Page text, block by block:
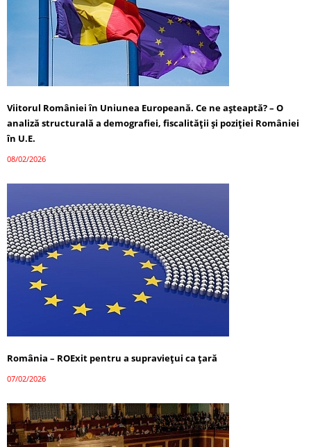
Viitorul României în Uniunea Europeană. Ce ne așteaptă? – O
analiză structurală a demografiei, fiscalității și poziției României
în U.E.
08/02/2026
România – ROExit pentru a supraviețui ca țară
07/02/2026